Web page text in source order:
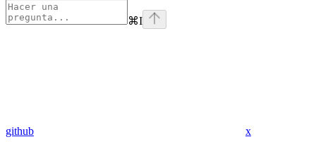
⌘I
github x